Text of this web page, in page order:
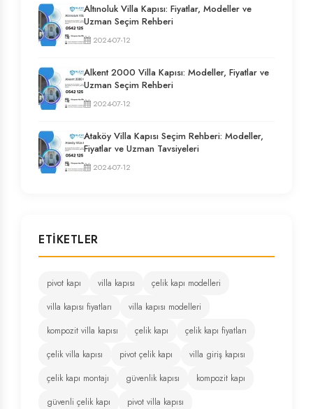
Altınoluk Villa Kapısı: Fiyatlar, Modeller ve
Uzman Seçim Rehberi
2024-07-12
Alkent 2000 Villa Kapısı: Modeller, Fiyatlar ve
Uzman Seçim Rehberi
2024-07-12
Ataköy Villa Kapısı Seçim Rehberi: Modeller,
Fiyatlar ve Uzman Tavsiyeleri
2024-07-12
ETIKETLER
pivot kapı villa kapısı
çelik kapı modelleri
villa kapısı fiyatları
villa kapısı modelleri
kompozit villa kapısı
çelik kapı
çelik kapı fiyatları
çelik villa kapısı
pivot çelik kapı
villa giriş kapısı
çelik kapı montajı
güvenlik kapısı
kompozit kapı
güvenli çelik kapı
pivot villa kapısı